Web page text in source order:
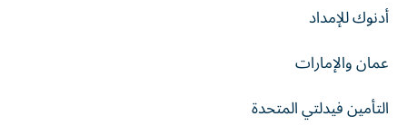
أدنوك للإمداد
عمان والإمارات
التأمين فيدلتي المتحدة